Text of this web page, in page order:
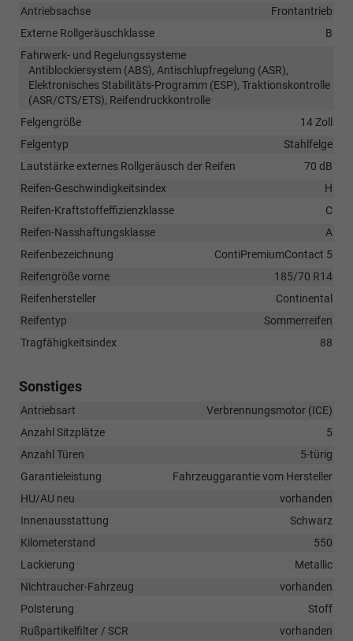
Antriebsachse
Frontantrieb
Externe Rollgeräuschklasse
B
Fahrwerk- und Regelungssysteme
Antiblockiersystem (ABS), Antischlupfregelung (ASR),
Elektronisches Stabilitäts-Programm (ESP), Traktionskontrolle
(ASR/CTS/ETS), Reifendruckkontrolle
Felgengröße
14 Zoll
Felgentyp
Stahlfelge
Lautstärke externes Rollgeräusch der Reifen
70 dB
Reifen-Geschwindigkeitsindex
H
Reifen-Kraftstoffeffizienzklasse
C
Reifen-Nasshaftungsklasse
A
Reifenbezeichnung
ContiPremiumContact 5
Reifengröße vorne
185/70 R14
Reifenhersteller
Continental
Reifentyp
Sommerreifen
Tragfähigkeitsindex
88
Sonstiges
Antriebsart
Verbrennungsmotor (ICE)
Anzahl Sitzplätze
5
Anzahl Türen
5-türig
Garantieleistung
Fahrzeuggarantie vom Hersteller
HU/AU neu
vorhanden
Innenausstattung
Schwarz
Kilometerstand
550
Lackierung
Metallic
Nichtraucher-Fahrzeug
vorhanden
Polsterung
Stoff
Rußpartikelfilter / SCR
vorhanden